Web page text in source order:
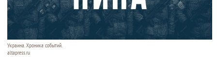
Украина. Хроника событий.
altapress.ru